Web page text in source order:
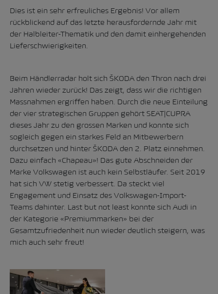
Dies ist ein sehr erfreuliches Ergebnis! Vor allem
rückblickend auf das letzte herausfordernde Jahr mit
der Halbleiter-Thematik und den damit einhergehenden
Lieferschwierigkeiten.
Beim Händlerradar holt sich ŠKODA den Thron nach drei
Jahren wieder zurück! Das zeigt, dass wir die richtigen
Massnahmen ergriffen haben. Durch die neue Einteilung
der vier strategischen Gruppen gehört SEAT|CUPRA
dieses Jahr zu den grossen Marken und konnte sich
sogleich gegen ein starkes Feld an Mitbewerbern
durchsetzen und hinter ŠKODA den 2. Platz einnehmen.
Dazu einfach «Chapeau»! Das gute Abschneiden der
Marke Volkswagen ist auch kein Selbstläufer. Seit 2019
hat sich VW stetig verbessert. Da steckt viel
Engagement und Einsatz des Volkswagen-Import-
Teams dahinter. Last but not least konnte sich Audi in
der Kategorie «Premiummarken» bei der
Gesamtzufriedenheit nun wieder deutlich steigern, was
mich auch sehr freut!